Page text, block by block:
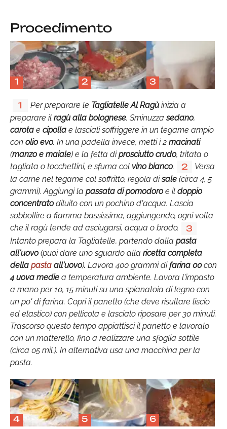
Procedimento
1 2 3
1 Per preparare le Tagliatelle Al Ragùinizia a
preparare il ragù alla bolognese. Sminuzza sedano,
carota e cipolla e lasciali soffriggere in un tegame ampio
con olio evo. In una padella invece, metti i 2 macinati
(manzo e maiale) e la fetta diprosciutto crudo, tritata o
tagliata o tocchettini, e sfuma col vino bianco. 2
Versa
la carne nel tegame col soffritto, regola disale (circa 4, 5
grammi). Aggiungi la passata di pomodoroe il doppio
concentratodiluito con un pochino d'acqua. Lascia
sobbollire a fiamma bassissima, aggiungendo, ogni volta
che il ragù tende ad asciugarsi, acqua o brodo.
3
Intanto prepara la Tagliatelle, partendo dalla pasta
all'uovo(puoi dare uno sguardo alla ricetta completa
della pasta all'uovo). Lavora 400 grammi difarina 00con
4 uova medie a temperatura ambiente. Lavora l'impasto
a mano per 10, 15 minuti su una spianatoia di legno con
un po' di farina. Copri il panetto (che deve risultare liscio
ed elastico) con pellicola e lascialo riposare per 30 minuti.
Trascorso questo tempo appiattisci il panetto e lavoralo
con un matterello, fino a realizzare una sfoglia sottile
(circa 05 mil.). In alternativa usa una macchina per la
pasta.
4 5 6